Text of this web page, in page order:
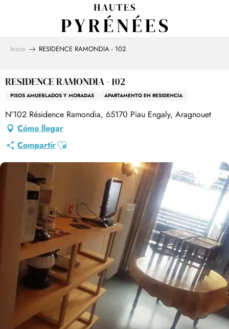
Inicio RESIDENCE RAMONDIA - 102
RESIDENCE RAMONDIA - 102
PISOS AMUEBLADOS Y MORADAS APARTAMENTO EN RESIDENCIA
N°102 Résidence Ramondia, 65170 Piau Engaly, Aragnouet
Cómo llegar
CompartirAjouter aux favoris